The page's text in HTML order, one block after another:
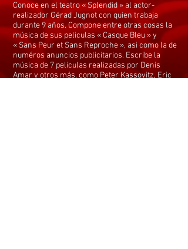
Conoce en el teatro « Splendid » al actor-
realizador Gérad Jugnot con quien trabaja
durante 9 años. Compone entre otras cosas la
música de sus peliculas « Casque Bleu » y
« Sans Peur et Sans Reproche », asi como la de
numéros anuncios publicitarios. Escribe la
música de 7 peliculas realizadas por Denis
Amar y otros más, como Peter Kassovitz, Eric